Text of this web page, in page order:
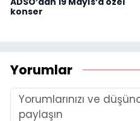
konser
Yorumlar